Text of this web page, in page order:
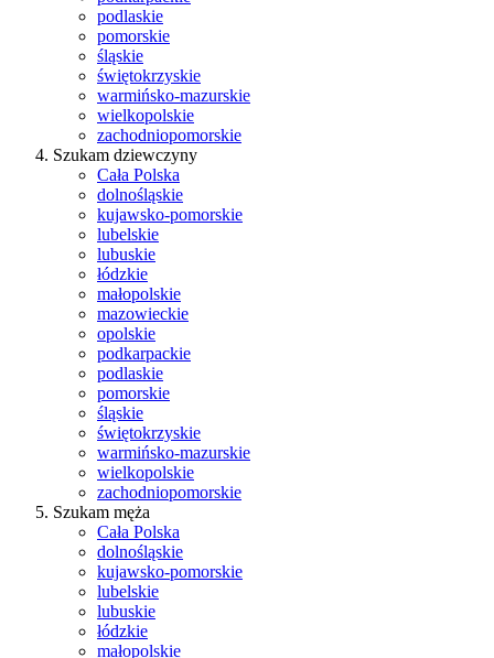
podlaskie
pomorskie
śląskie
świętokrzyskie
warmińsko-mazurskie
wielkopolskie
zachodniopomorskie
Szukam dziewczyny
Cała Polska
dolnośląskie
kujawsko-pomorskie
lubelskie
lubuskie
łódzkie
małopolskie
mazowieckie
opolskie
podkarpackie
podlaskie
pomorskie
śląskie
świętokrzyskie
warmińsko-mazurskie
wielkopolskie
zachodniopomorskie
Szukam męża
Cała Polska
dolnośląskie
kujawsko-pomorskie
lubelskie
lubuskie
łódzkie
małopolskie